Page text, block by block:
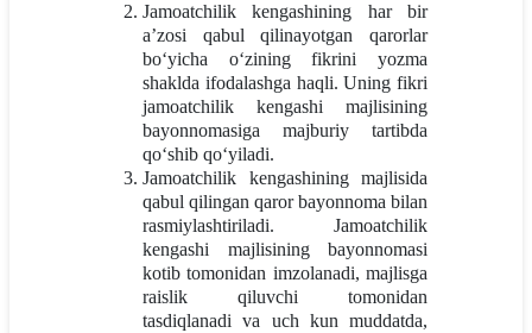
Jamoatchilik kengashining har bir
a’zosi qabul qilinayotgan qarorlar
bo‘yicha o‘zining fikrini yozma
shaklda ifodalashga haqli. Uning fikri
jamoatchilik kengashi majlisining
bayonnomasiga majburiy tartibda
qo‘shib qo‘yiladi.
Jamoatchilik kengashining majlisida
qabul qilingan qaror bayonnoma bilan
rasmiylashtiriladi. Jamoatchilik
kengashi majlisining bayonnomasi
kotib tomonidan imzolanadi, majlisga
raislik qiluvchi tomonidan
tasdiqlanadi va uch kun muddatda,